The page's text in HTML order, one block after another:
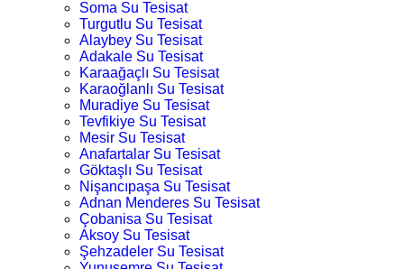
Soma Su Tesisat
Turgutlu Su Tesisat
Alaybey Su Tesisat
Adakale Su Tesisat
Karaağaçlı Su Tesisat
Karaoğlanlı Su Tesisat
Muradiye Su Tesisat
Tevfikiye Su Tesisat
Mesir Su Tesisat
Anafartalar Su Tesisat
Göktaşlı Su Tesisat
Nişancıpaşa Su Tesisat
Adnan Menderes Su Tesisat
Çobanisa Su Tesisat
Aksoy Su Tesisat
Şehzadeler Su Tesisat